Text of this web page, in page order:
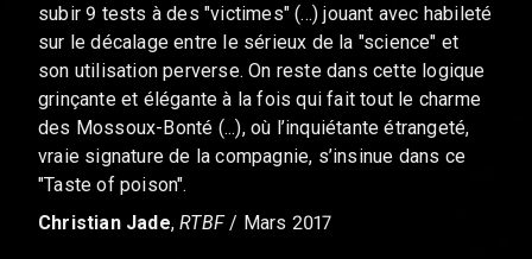
subir 9 tests à des "victimes" (...) jouant avec habileté
sur le décalage entre le sérieux de la "science" et
son utilisation perverse. On reste dans cette logique
grinçante et élégante à la fois qui fait tout le charme
des Mossoux-Bonté (...), où l’inquiétante étrangeté,
vraie signature de la compagnie, s’insinue dans ce
"Taste of poison".
Christian Jade,RTBF/ Mars 2017